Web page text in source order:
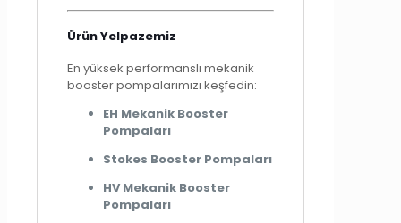
Ürün Yelpazemiz
En yüksek performanslı mekanik
booster pompalarımızı keşfedin:
EH Mekanik Booster
Pompaları
Stokes Booster Pompaları
HV Mekanik Booster
Pompaları